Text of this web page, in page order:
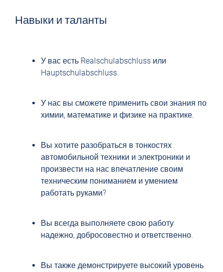
Навыки и таланты
У вас есть Realschulabschluss или
Hauptschulabschluss.
У нас вы сможете применить свои знания по
химии, математике и физике на практике.
Вы хотите разобраться в тонкостях
автомобильной техники и электроники и
произвести на нас впечатление своим
техническим пониманием и умением
работать руками?
Вы всегда выполняете свою работу
надежно, добросовестно и ответственно.
Вы также демонстрируете высокий уровень